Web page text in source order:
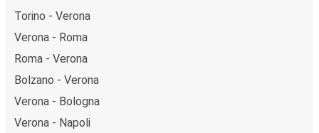
Torino - Verona
Verona - Roma
Roma - Verona
Bolzano - Verona
Verona - Bologna
Verona - Napoli